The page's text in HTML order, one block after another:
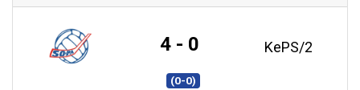
4 - 0 KePS/2
(0-0)